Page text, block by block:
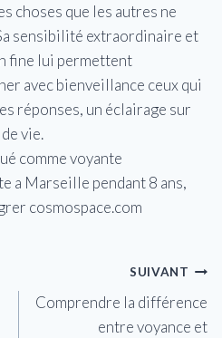
choses que les autres ne
sensibilité extraordinaire et
fine lui permettent
avec bienveillance ceux qui
réponses, un éclairage sur
vie.
comme voyante
a Marseille pendant 8 ans,
cosmospace.com
SUIVANT
Comprendre la différence
entre voyance et